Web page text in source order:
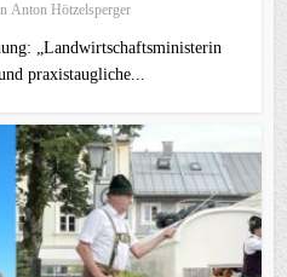
Anton Hötzelsperger
„Landwirtschaftsministerin
praxistaugliche...